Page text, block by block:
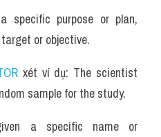
specific purpose or plan,
or objective.
xét ví dụ: The scientist
sample for the study.
a specific name or